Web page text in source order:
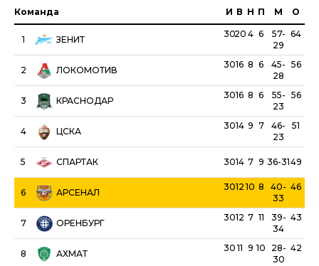
Команда И В Н П М О
ЗЕНИТ
3020 4 6
57-
29
64
ЛОКОМОТИВ
3016 8 6
45-
28
56
КРАСНОДАР
3016 8 6
55-
23
56
ЦСКА
3014 9 7
46-
23
51
СПАРТАК 3014 7 9 36-3149
АРСЕНАЛ
3012 10 8
40-
33
46
ОРЕНБУРГ
3012 7 11
39-
34
43
АХМАТ
30 11 9 10
28-
30
42